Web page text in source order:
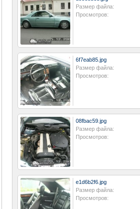
Размер файла:
Просмотров:
6f7eab85.jpg
Размер файла:
Просмотров:
08fbac59.jpg
Размер файла:
Просмотров:
e1d6b2f6.jpg
Размер файла:
Просмотров: